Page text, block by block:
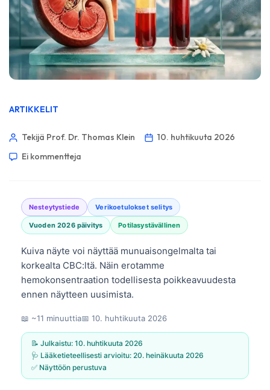
ARTIKKELIT
Tekijä Prof. Dr. Thomas Klein
10. huhtikuuta 2026
Ei kommentteja
Nesteytystiede Verikoetulokset selitys
Vuoden 2026 päivitys Potilasystävällinen
Kuiva näyte voi näyttää munuaisongelmalta tai
korkealta CBC:ltä. Näin erotamme
hemokonsentraation todellisesta poikkeavuudesta
ennen näytteen uusimista.
📖 ~11 minuuttia📅 10. huhtikuuta 2026
📝 Julkaistu: 10. huhtikuuta 2026
🩺 Lääketieteellisesti arvioitu: 20. heinäkuuta 2026
✅ Näyttöön perustuva